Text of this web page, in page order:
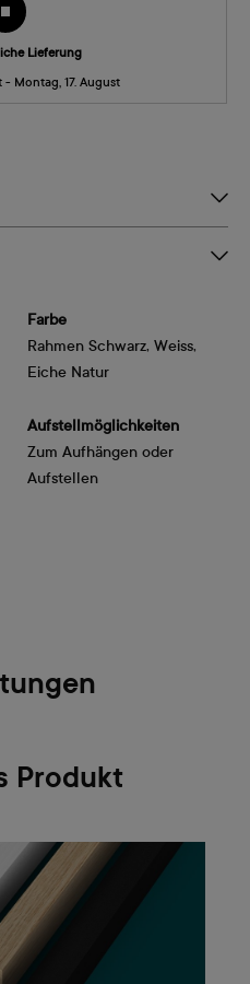
Lieferung
- Montag, 17. August
Farbe
Rahmen Schwarz, Weiss,
Eiche Natur
Aufstellmöglichkeiten
Zum Aufhängen oder
Aufstellen
Produkt